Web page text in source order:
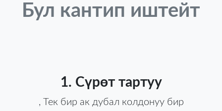
Бул кантип иштейт
1. Сүрөт тартуу
, Тек бир ак дубал колдонуу бир